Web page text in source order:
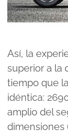
Así, la
superior a la
tiempo que
idéntica:
amplio del
dimensiones